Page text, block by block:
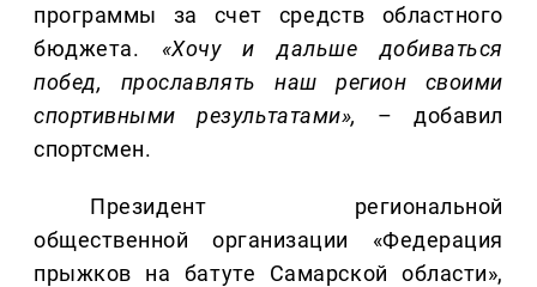
программы за счет средств областного
бюджета. «Хочу и дальше добиваться
побед, прославлять наш регион своими
спортивными результатами»,
– добавил
спортсмен.
Президент региональной
общественной организации «Федерация
прыжков на батуте Самарской области»,